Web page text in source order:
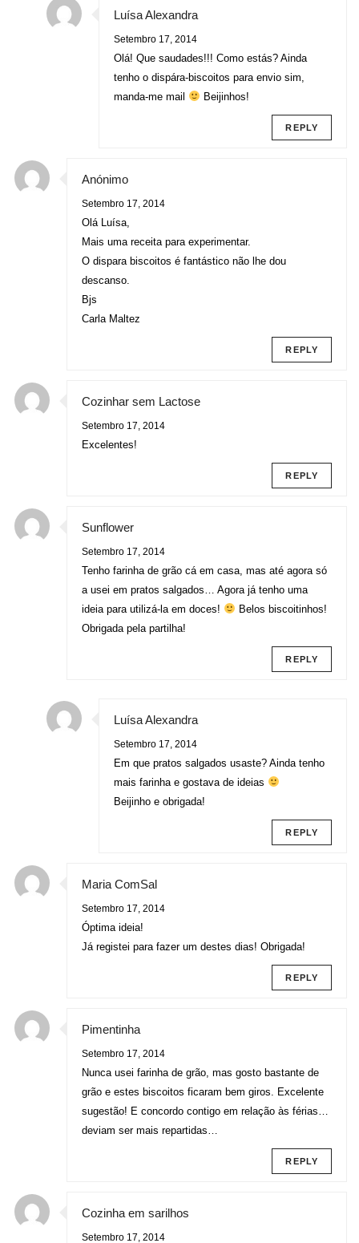
Luísa Alexandra
Setembro 17, 2014
Olá! Que saudades!!! Como estás? Ainda
tenho o dispára-biscoitos para envio sim,
manda-me mail
Beijinhos!
REPLY
Anónimo
Setembro 17, 2014
Olá Luísa,
Mais uma receita para experimentar.
O dispara biscoitos é fantástico não lhe dou
descanso.
Bjs
Carla Maltez
REPLY
Cozinhar sem Lactose
Setembro 17, 2014
Excelentes!
REPLY
Sunflower
Setembro 17, 2014
Tenho farinha de grão cá em casa, mas até agora só
a usei em pratos salgados… Agora já tenho uma
ideia para utilizá-la em doces!
Belos biscoitinhos!
Obrigada pela partilha!
REPLY
Luísa Alexandra
Setembro 17, 2014
Em que pratos salgados usaste? Ainda tenho
mais farinha e gostava de ideias
Beijinho e obrigada!
REPLY
Maria ComSal
Setembro 17, 2014
Óptima ideia!
Já registei para fazer um destes dias! Obrigada!
REPLY
Pimentinha
Setembro 17, 2014
Nunca usei farinha de grão, mas gosto bastante de
grão e estes biscoitos ficaram bem giros. Excelente
sugestão! E concordo contigo em relação às férias…
deviam ser mais repartidas…
REPLY
Cozinha em sarilhos
Setembro 17, 2014